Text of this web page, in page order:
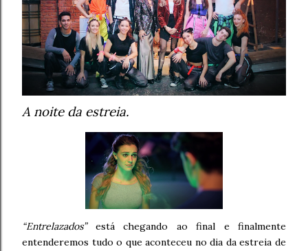
A noite da estreia.
“Entrelazados”está chegando ao final e finalmente
entenderemos tudo o que aconteceu no dia da estreia de